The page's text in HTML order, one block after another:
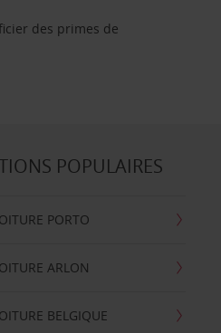
des primes de
POPULAIRES
PORTO
ARLON
BELGIQUE